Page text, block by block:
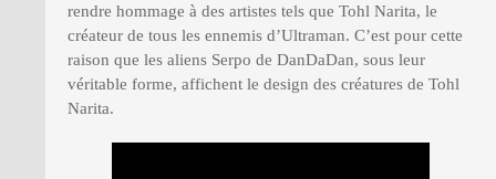
rendre hommage à des artistes tels que Tohl Narita, le
créateur de tous les ennemis d’Ultraman. C’est pour cette
raison que les aliens Serpo de DanDaDan, sous leur
véritable forme, affichent le design des créatures de Tohl
Narita.